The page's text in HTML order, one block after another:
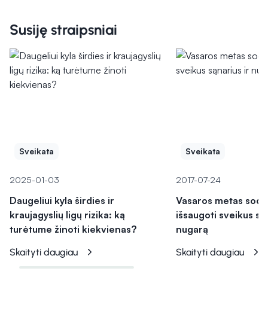
Susiję straipsniai
Sveikata
2025-01-03
Daugeliui kyla širdies ir
kraujagyslių ligų rizika: ką
turėtume žinoti kiekvienas?
Skaityti daugiau
Sveikata
2017-07-24
Vasaros metas
išsaugoti sveikus
nugarą
Skaityti daugiau